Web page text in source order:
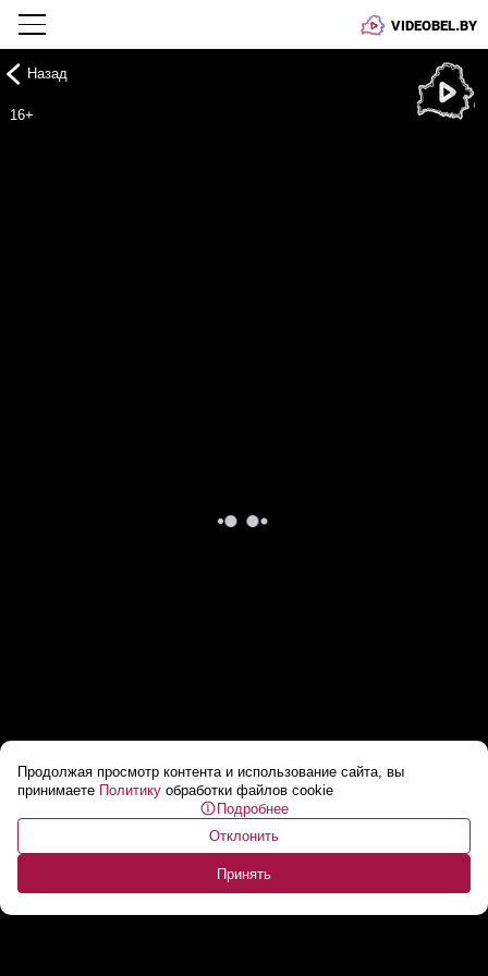
VIDEOBEL.BY
Продолжая просмотр контента и использование сайта, вы
принимаете Политику обработки файлов cookie
Подробнее
Отклонить
Принять
Назад
16+
Протестующие в Британии подожгли отель,
где проживают мигранты...